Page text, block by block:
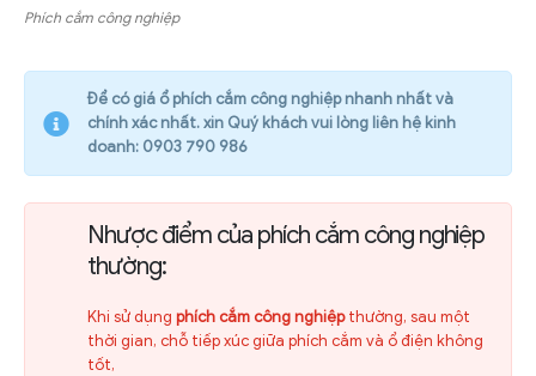
Phích cắm công nghiệp
Để có giá ổ phích cắm công nghiệp nhanh nhất và
chính xác nhất. xin Quý khách vui lòng liên hệ kinh
doanh: 0903 790 986
Nhược điểm của phích cắm công nghiệp
thường:
Khi sử dụng phích cắm công nghiệpthường, sau một
thời gian, chỗ tiếp xúc giữa phích cắm và ổ điện không
tốt,